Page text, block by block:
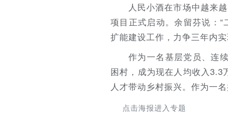
人民小酒在市场中越来
项目正式启动。余留芬说：
扩能建设工作，力争三年内实
作为一名基层党员、连
困村，成为现在人均收入3.3
人才带动乡村振兴。作为一
点击海报进入专题